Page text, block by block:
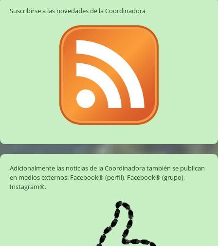
Suscribirse a las novedades de la Coordinadora
Adicionalmente las noticias de la Coordinadora también se publican
en medios externos: Facebook® (perfil), Facebook® (grupo),
Instagram®.